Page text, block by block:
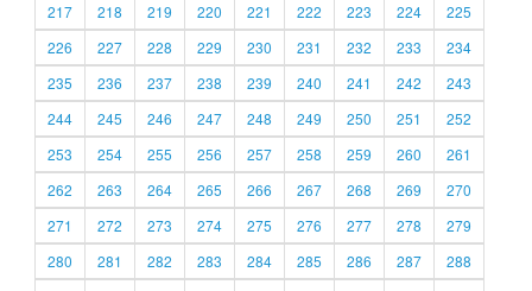
217
218 219 220 221 222 223 224
225
226
227 228 229 230 231 232 233
234
235
236 237 238 239 240 241 242
243
244
245 246 247 248 249 250 251
252
253
254 255 256 257 258 259 260
261
262
263 264 265 266 267 268 269
270
271
272 273 274 275 276 277 278
279
280
281 282 283 284 285 286 287
288